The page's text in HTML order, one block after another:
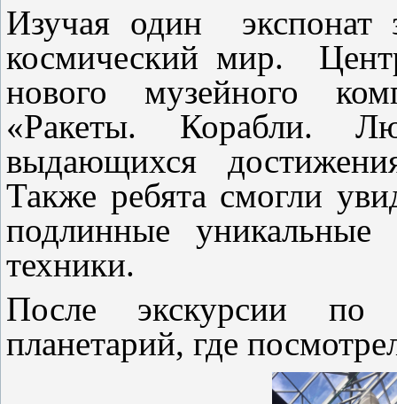
Изучая один экспонат
космический мир.
нового музейного
«Ракеты. Корабли.
выдающихся
Также ребята смогли
подлинные уникальные
техники.
После экскурсии по
планетарий, где